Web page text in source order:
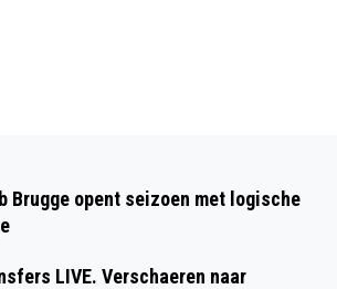
Brugge opent seizoen met logische
LIVE. Verschaeren naar